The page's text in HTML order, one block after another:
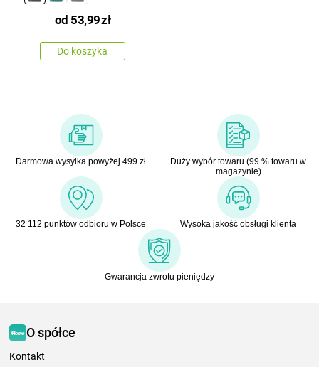
od 53,99zł
Do koszyka
Darmowa wysyłka powyżej 499 zł
Duży wybór towaru (99 % towaru w
magazynie)
32 112 punktów odbioru w Polsce Wysoka jakość obsługi klienta
Gwarancja zwrotu pieniędzy
O spółce
Kontakt